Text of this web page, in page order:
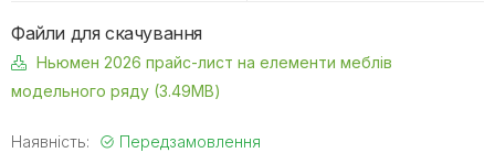
Файли для скачування
Ньюмен 2026 прайс-лист на елементи меблів
модельного ряду (3.49MB)
Наявність: Передзамовлення